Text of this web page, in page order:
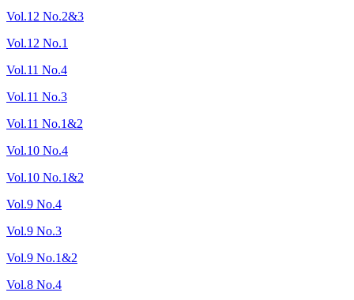
Vol.12 No.2&3
Vol.12 No.1
Vol.11 No.4
Vol.11 No.3
Vol.11 No.1&2
Vol.10 No.4
Vol.10 No.1&2
Vol.9 No.4
Vol.9 No.3
Vol.9 No.1&2
Vol.8 No.4